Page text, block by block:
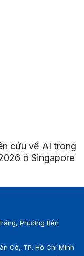
cứu về AI trong
ở Singapore
Phường Bến
Cờ, TP. Hồ Chí Minh